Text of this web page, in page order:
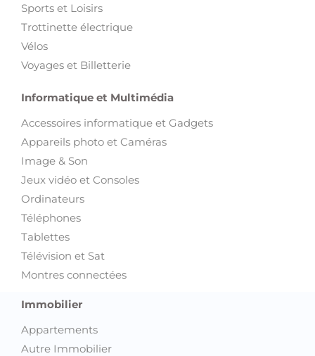
Sports et Loisirs
Trottinette électrique
Vélos
Voyages et Billetterie
Informatique et Multimédia
Accessoires informatique et Gadgets
Appareils photo et Caméras
Image & Son
Jeux vidéo et Consoles
Ordinateurs
Téléphones
Tablettes
Télévision et Sat
Montres connectées
Immobilier
Appartements
Autre Immobilier